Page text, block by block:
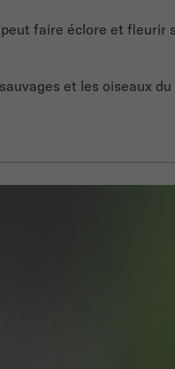
faire éclore et fleurir
et les oiseaux